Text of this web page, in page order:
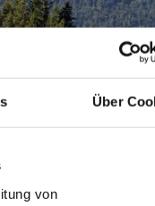
Über
von